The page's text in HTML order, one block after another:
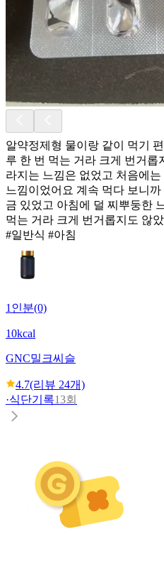
알약정제형 물이랑 같이 먹기
루 한 번 먹는 거라 크게 번거
라지는 느낌은 없었고 처음에
느낌이었어요 계속 먹다 보니
금 있었고 아침에 덜 찌뿌둥한
먹는 거라 크게 번거롭지도 않
#일반식 #아침
1인분(0)
10kcal
GNC밀크씨슬
4.7(리뷰 24개)
·식단기록13회